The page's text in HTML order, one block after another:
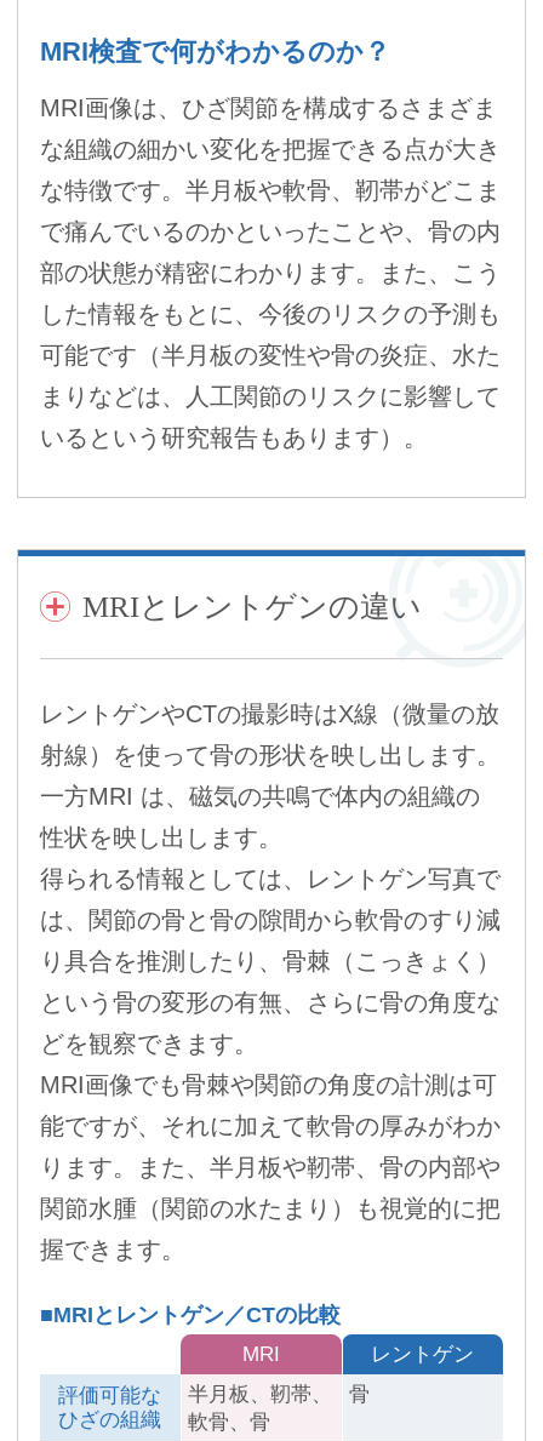
MRI検査で何がわかるのか？
MRI画像は、ひざ関節を構成するさまざま
な組織の細かい変化を把握できる点が大き
な特徴です。半月板や軟骨、靭帯がどこま
で痛んでいるのかといったことや、骨の内
部の状態が精密にわかります。また、こう
した情報をもとに、今後のリスクの予測も
可能です（半月板の変性や骨の炎症、水た
まりなどは、人工関節のリスクに影響して
いるという研究報告もあります）。
MRIとレントゲンの違い
レントゲンやCTの撮影時はX線（微量の放
射線）を使って骨の形状を映し出します。
一方MRI は、磁気の共鳴で体内の組織の
性状を映し出します。
得られる情報としては、レントゲン写真で
は、関節の骨と骨の隙間から軟骨のすり減
り具合を推測したり、骨棘（こっきょく）
という骨の変形の有無、さらに骨の角度な
どを観察できます。
MRI画像でも骨棘や関節の角度の計測は可
能ですが、それに加えて軟骨の厚みがわか
ります。また、半月板や靭帯、骨の内部や
関節水腫（関節の水たまり）も視覚的に把
握できます。
■MRIとレントゲン／CTの比較
MRI
レントゲン
評価可能な
ひざの組織
半月板、靭帯、
軟骨、骨
骨